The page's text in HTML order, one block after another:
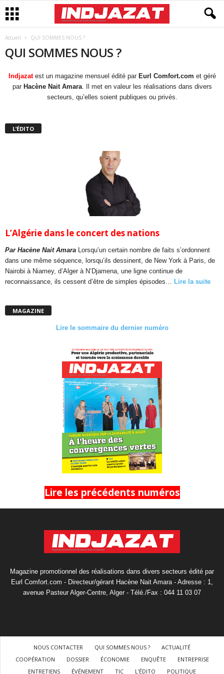
Accueil QUI SOMMES NOUS ?
QUI SOMMES NOUS ?
Indjazatest un magazine mensuel édité par Eurl Comfort.com et géré
par Hacène Nait Amara. Il met en valeur les réalisations dans divers
secteurs, qu’elles soient publiques ou privés.
L’ÉDITO
L’Algérie dans le concert des nations
Par Hacène Nait Amara
Lorsqu’un certain nombre de faits s’ordonnent
dans une même séquence, lorsqu’ils dessinent, de New York à Paris, de
Nairobi à Niamey, d’Alger à N’Djamena, une ligne continue de
reconnaissance, ils cessent d’être de simples épisodes…
Lire la suite
MAGAZINE
Lire le sommaire du dernier numéro
Lire les précédents numéros
Magazine promotionnel des réalisations dans divers secteurs édité par
Eurl Comfort.com - Directeur/gérant Hacène Nait Amara - Adresse : 1,
avenue Pasteur Alger-Centre, Alger - Télé./Fax : 044 11 03 07
NOUS CONTACTER QUI SOMMES NOUS ?
ACTUALITÉ
COOPÉRATION
DOSSIER ÉCONOMIE ENQUÊTE
ENTREPRISE
ENTRETIENS
ÉVÉNEMENT TIC L’ÉDITO POLITIQUE